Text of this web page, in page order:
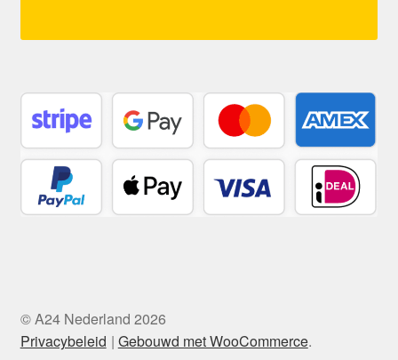
© A24 Nederland 2026
Privacybeleid
Gebouwd met WooCommerce.